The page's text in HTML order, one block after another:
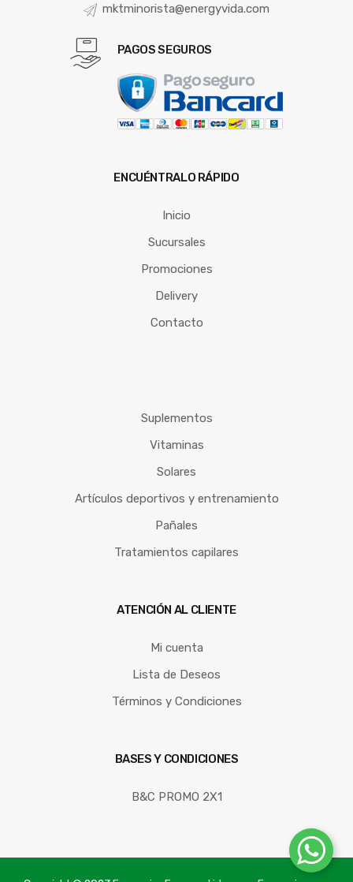
mktminorista@energyvida.com
PAGOS SEGUROS
ENCUÉNTRALO RÁPIDO
Inicio
Sucursales
Promociones
Delivery
Contacto
Suplementos
Vitaminas
Solares
Artículos deportivos y entrenamiento
Pañales
Tratamientos capilares
ATENCIÓN AL CLIENTE
Mi cuenta
Lista de Deseos
Términos y Condiciones
BASES Y CONDICIONES
B&C PROMO 2X1